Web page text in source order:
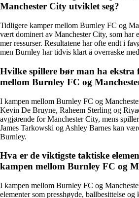
Manchester City utviklet seg?
Tidligere kamper mellom Burnley FC og
vært dominert av Manchester City, som har
mer ressurser. Resultatene har ofte endt i
men Burnley har tidvis klart å overraske
Hvilke spillere bør man ha ekstra
mellom Burnley FC og
I kampen mellom Burnley FC og
Kevin De Bruyne, Raheem Sterling og
avgjørende for Manchester City, mens
James Tarkowski og Ashley Barnes kan
Burnley.
Hva er de viktigste taktiske
kampen mellom Burnley FC og
I kampen mellom Burnley FC og
elementer som presshøyde, ballbesittelse